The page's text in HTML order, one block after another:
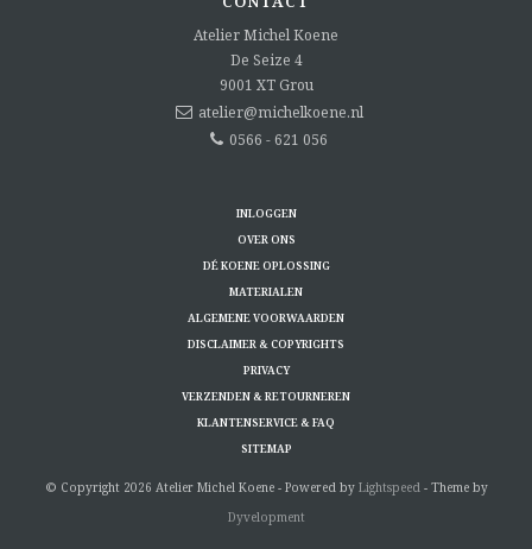
Atelier Michel Koene
De Seize 4
9001 XT Grou
atelier@michelkoene.nl
0566 - 621 056
INLOGGEN
OVER ONS
DÉ KOENE OPLOSSING
MATERIALEN
ALGEMENE VOORWAARDEN
DISCLAIMER & COPYRIGHTS
PRIVACY
VERZENDEN & RETOURNEREN
KLANTENSERVICE & FAQ
SITEMAP
© Copyright 2026 Atelier Michel Koene - Powered by Lightspeed - Theme by
Dyvelopment